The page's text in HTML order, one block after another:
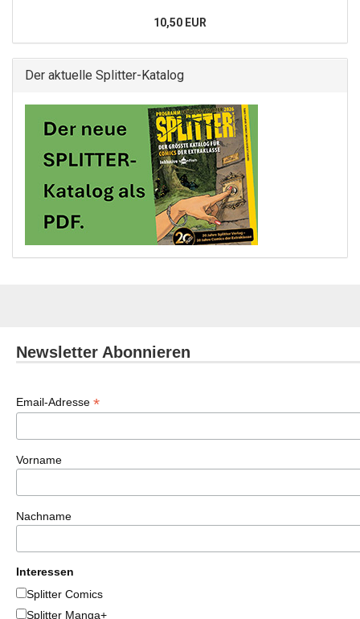
10,50 EUR
Der aktuelle Splitter-Katalog
Newsletter Abonnieren
Email-Adresse *
Vorname
Nachname
Interessen
Splitter Comics
Splitter Manga+